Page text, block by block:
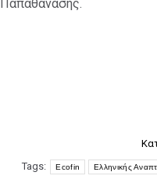
Παπαθανάσης.
Tags:
Ecofin Ελληνικής